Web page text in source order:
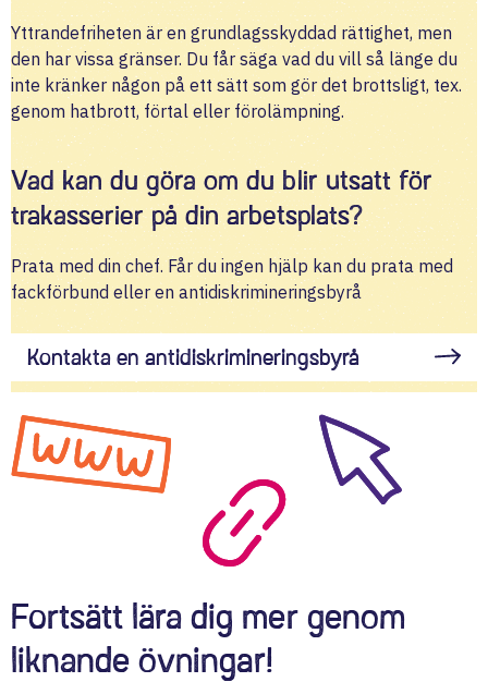
Yttrandefriheten är en grundlagsskyddad rättighet, men
den har vissa gränser. Du får säga vad du vill så länge du
inte kränker någon på ett sätt som gör det brottsligt, tex.
genom hatbrott, förtal eller förolämpning.
Vad kan du göra om du blir utsatt för
trakasserier på din arbetsplats?
Prata med din chef. Får du ingen hjälp kan du prata med
fackförbund eller en antidiskrimineringsbyrå
Kontakta en antidiskrimineringsbyrå
Fortsätt lära dig mer genom
liknande övningar!